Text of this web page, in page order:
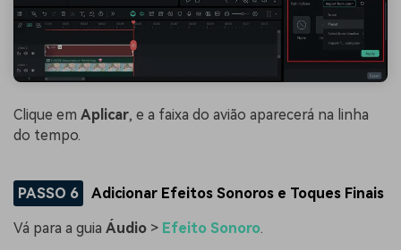
Clique em Aplicar, e a faixa do avião aparecerá na linha
do tempo.
PASSO 6 Adicionar Efeitos Sonoros e Toques Finais
Vá para a guia Áudio > Efeito Sonoro.